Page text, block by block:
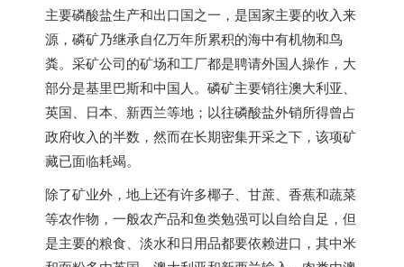
主要磷酸盐生产和出口国之一，是国家主要的收入来
源，磷矿乃继承自亿万年所累积的海中有机物和鸟
粪。采矿公司的矿场和工厂都是聘请外国人操作，大
部分是基里巴斯和中国人。磷矿主要销往澳大利亚、
英国、日本、新西兰等地；以往磷酸盐外销所得曾占
政府收入的半数，然而在长期密集开采之下，该项矿
藏已面临耗竭。
除了矿业外，地上还有许多椰子、甘蔗、香蕉和蔬菜
等农作物，一般农产品和鱼类勉强可以自给自足，但
是主要的粮食、淡水和日用品都要依赖进口，其中米